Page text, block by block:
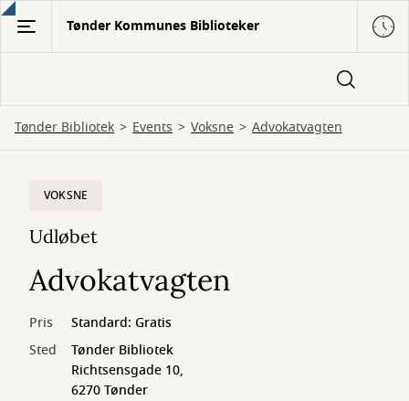
Gå
hovedindhold
Tønder Kommunes Biblioteker
Tønder Bibliotek Events Voksne Advokatvagten
VOKSNE
Udløbet
Advokatvagten
Pris
Standard: Gratis
Sted
Tønder Bibliotek
Richtsensgade 10,
6270 Tønder